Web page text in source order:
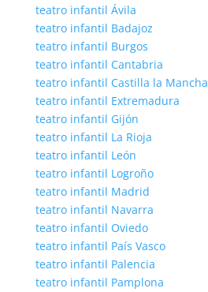
teatro infantil Ávila
teatro infantil Badajoz
teatro infantil Burgos
teatro infantil Cantabria
teatro infantil Castilla la Mancha
teatro infantil Extremadura
teatro infantil Gijón
teatro infantil La Rioja
teatro infantil León
teatro infantil Logroño
teatro infantil Madrid
teatro infantil Navarra
teatro infantil Oviedo
teatro infantil País Vasco
teatro infantil Palencia
teatro infantil Pamplona